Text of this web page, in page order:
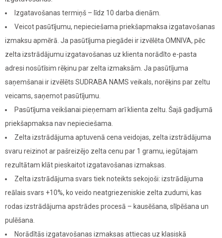
Izgatavošanas termiņš – līdz 10 darba dienām.
Veicot pasūtījumu, nepieciešama priekšapmaksa izgatavošanas
izmaksu apmērā. Ja pasūtījuma piegādei ir izvēlēta OMNIVA, pēc
zelta izstrādājumu izgatavošanas uz klienta norādīto e-pasta
adresi nosūtīsim rēķinu par zelta izmaksām. Ja pasūtījuma
saņemšanai ir izvēlēts SUDRABA NAMS veikals, norēķins par zeltu
veicams, saņemot pasūtījumu.
Pasūtījuma veikšanai pieņemam arī klienta zeltu. Šajā gadījumā
priekšapmaksa nav nepieciešama.
Zelta izstrādājuma aptuvenā cena veidojas, zelta izstrādājuma
svaru reizinot ar pašreizējo zelta cenu par 1 gramu, iegūtajam
rezultātam klāt pieskaitot izgatavošanas izmaksas.
Zelta izstrādājuma svars tiek noteikts sekojoši: izstrādājuma
reālais svars +10%, ko veido neatgriezeniskie zelta zudumi, kas
rodas izstrādājuma apstrādes procesā – kausēšana, slīpēšana un
pulēšana.
Norādītās izgatavošanas izmaksas attiecas uz klasiskā